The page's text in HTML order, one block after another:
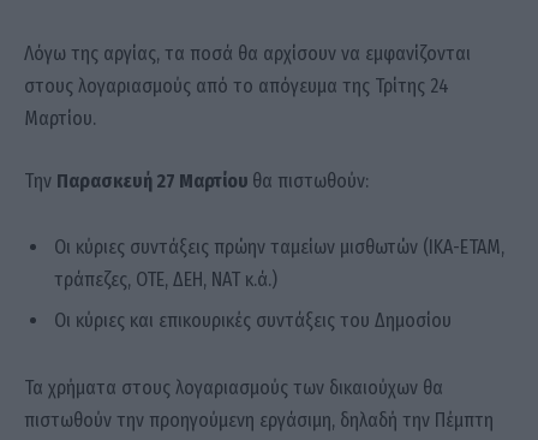
Λόγω της αργίας, τα ποσά θα αρχίσουν να εμφανίζονται
στους λογαριασμούς από το απόγευμα της Τρίτης 24
Μαρτίου.
Την Παρασκευή 27 Μαρτίου θα πιστωθούν:
Οι κύριες συντάξεις πρώην ταμείων μισθωτών (ΙΚΑ-ΕΤΑΜ,
τράπεζες, ΟΤΕ, ΔΕΗ, ΝΑΤ κ.ά.)
Οι κύριες και επικουρικές συντάξεις του Δημοσίου
Τα χρήματα στους λογαριασμούς των δικαιούχων θα
πιστωθούν την προηγούμενη εργάσιμη, δηλαδή την Πέμπτη